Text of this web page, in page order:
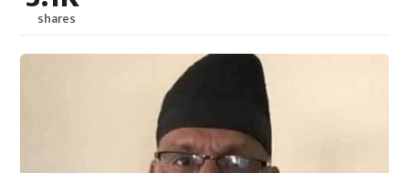
shares